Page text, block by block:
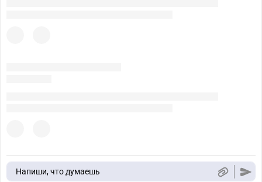
Напиши, что думаешь